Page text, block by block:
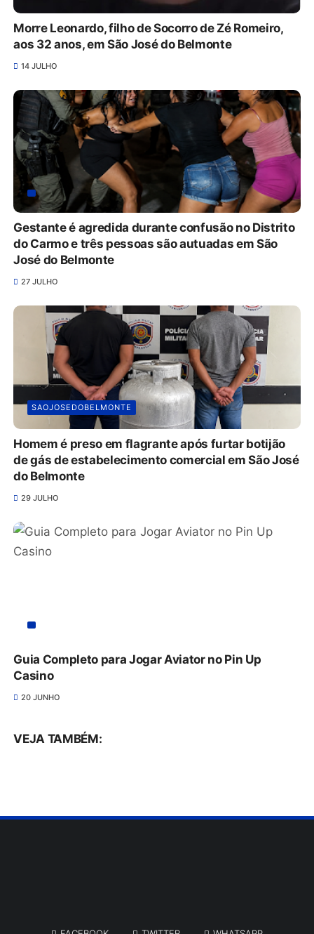
Morre Leonardo, filho de Socorro de Zé Romeiro,
aos 32 anos, em São José do Belmonte
14 JULHO
Gestante é agredida durante confusão no Distrito
do Carmo e três pessoas são autuadas em São
José do Belmonte
27 JULHO
SAOJOSEDOBELMONTE
Homem é preso em flagrante após furtar botijão
de gás de estabelecimento comercial em São José
do Belmonte
29 JULHO
Guia Completo para Jogar Aviator no Pin Up
Casino
20 JUNHO
VEJA TAMBÉM: